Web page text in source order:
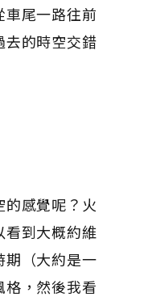
車尾一路往前
去的時空交錯
感覺呢？火
看到大概約維
期（大約是一
，然後我看